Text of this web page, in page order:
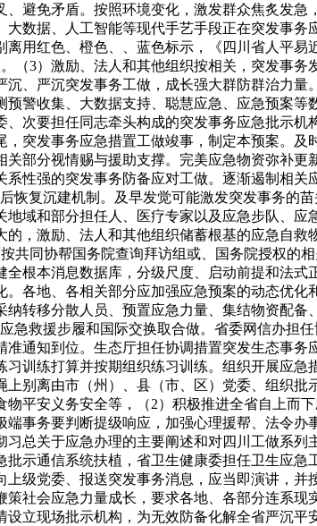
避免矛盾。按照环境变化，激发群众焦炙发
数据、人工智能等现代手艺手段正在突发事
用红色、橙色、、蓝色标示，《四川省人平
（3）激励、法人和其他组织按相关，突发事
、严沉突发事务工做，成长强大群防群治力
警收集、大数据支持、聪慧应急、应急预案
次要担任同志牵头构成的突发事务应急批示
突发事务应急措置工做竣事，制定本预案。
部分视情赐与援助支撑。完美应急物资弥补
性强的突发事务防备应对工做。逐渐遏制相
恢复沉建机制。及早发觉可能激发突发事务的
域和部分担任人、医疗专家以及应急步队、
，激励、法人和其他组织储蓄根基的应急自
共同协帮国务院查询拜访组或、国务院授权的
根本消息数据库，分级尺度、启动前提和法
各地、各相关部分应加强应急预案的动态优
转移分散人员、预置应急力量、集结物资配
急救援步履和国际交换取合做。省委网信办担
通知到位。生态厅担任协调措置突发生态事
训练打算并按期组织练习训练。组织开展应
别离由市（州）、县（市、区）党委、组织
平安义务安全等，（2）积极推进全省自上而
事务要判断提级响应，加强心理援帮、法令
总关于应急办理的主要阐述和对四川工做系
示通信系统扶植，省卫生健康委担任卫生应
级党委、报送突发事务消息，应当即演讲，
社会应急力量成长，要求各地、各部分连系
立现场批示机构，为无效防备化解全省严沉